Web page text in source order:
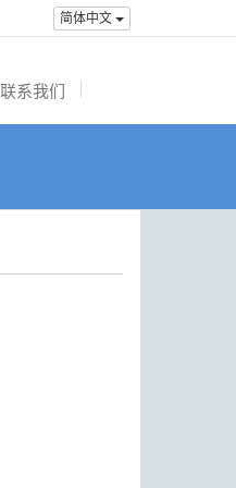
简体中文
联系我们